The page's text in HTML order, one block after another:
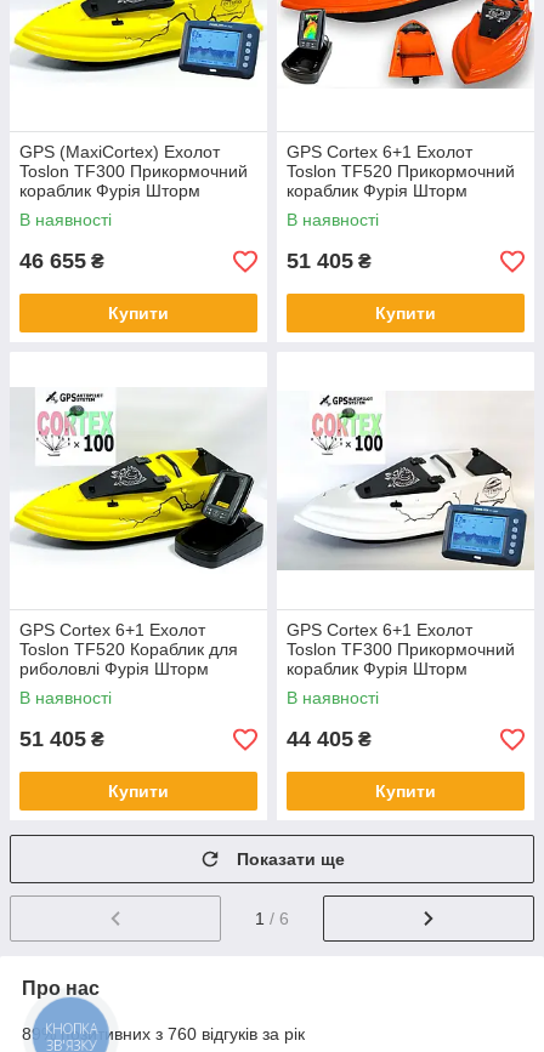
GPS (MaxiCortex) Ехолот
Toslon TF300 Прикормочний
кораблик Фурія Шторм
В наявності
46 655 ₴
Купити
GPS Cortex 6+1 Ехолот
Toslon TF520 Прикормочний
кораблик Фурія Шторм
В наявності
51 405 ₴
Купити
GPS Cortex 6+1 Ехолот
Toslon TF520 Кораблик для
риболовлі Фурія Шторм
Жовтий
В наявності
51 405 ₴
Купити
GPS Cortex 6+1 Ехолот
Toslon TF300 Прикормочний
кораблик Фурія Шторм
В наявності
44 405 ₴
Купити
Показати ще
1 / 6
Про нас
89% позитивних з 760 відгуків за рік